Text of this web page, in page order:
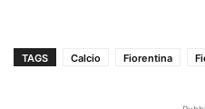
TAGS Calcio Fiorentina